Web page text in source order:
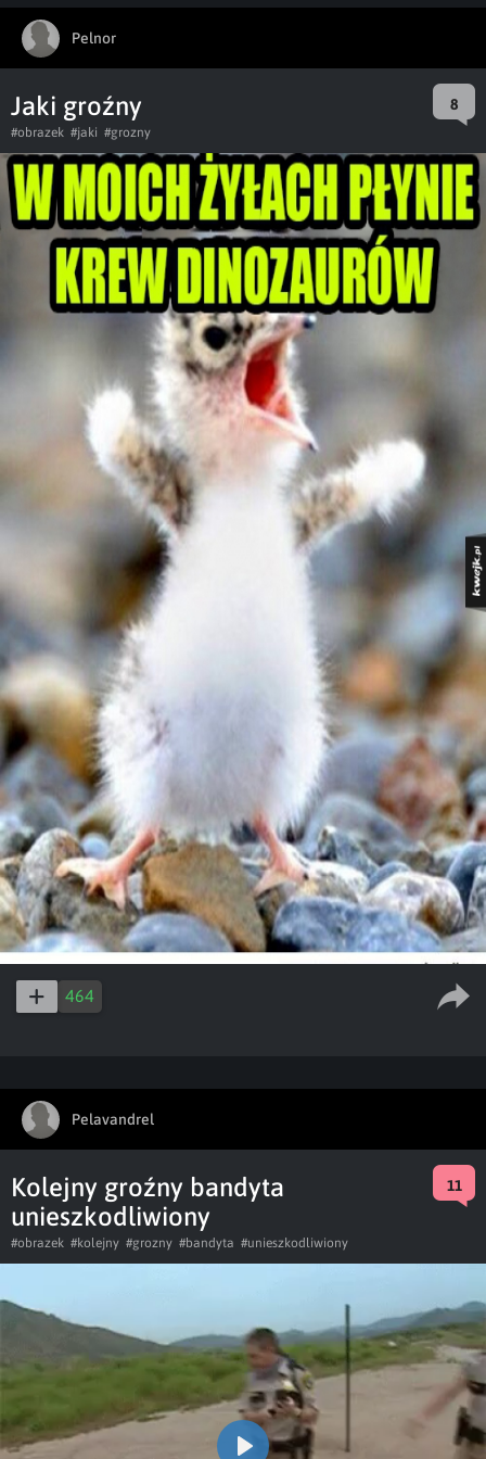
Pelnor
Jaki groźny 8
#obrazek #jaki #grozny
464
Pelavandrel
Kolejny groźny bandyta
unieszkodliwiony
11
#obrazek #kolejny #grozny #bandyta #unieszkodliwiony